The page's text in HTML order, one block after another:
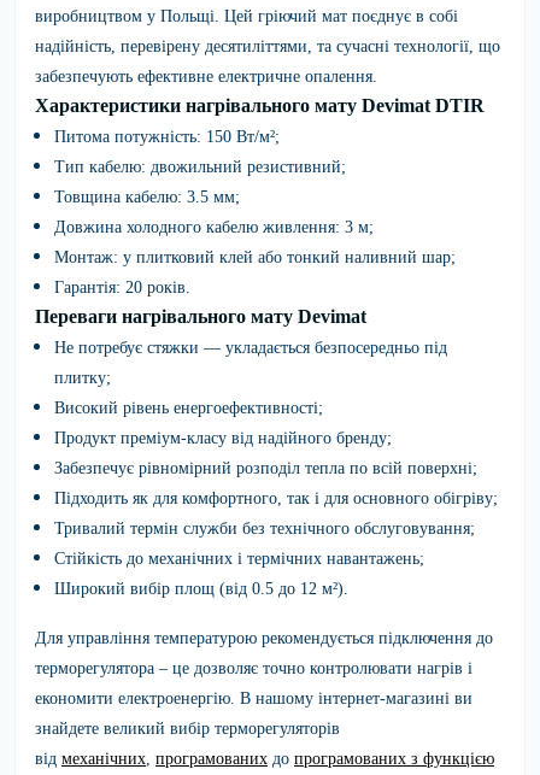
виробництвом у Польщі. Цей гріючий мат поєднує в собі
надійність, перевірену десятиліттями, та сучасні технології, що
забезпечують ефективне електричне опалення.
Характеристики нагрівального мату Devimat DTIR
Питома потужність: 150 Вт/м²;
Тип кабелю: двожильний резистивний;
Товщина кабелю: 3.5 мм;
Довжина холодного кабелю живлення: 3 м;
Монтаж: у плитковий клей або тонкий наливний шар;
Гарантія: 20 років.
Переваги нагрівального мату Devimat
Не потребує стяжки — укладається безпосередньо під
плитку;
Високий рівень енергоефективності;
Продукт преміум-класу від надійного бренду;
Забезпечує рівномірний розподіл тепла по всій поверхні;
Підходить як для комфортного, так і для основного обігріву;
Тривалий термін служби без технічного обслуговування;
Стійкість до механічних і термічних навантажень;
Широкий вибір площ (від 0.5 до 12 м²).
Для управління температурою рекомендується підключення до
терморегулятора – це дозволяє точно контролювати нагрів і
економити електроенергію. В нашому інтернет-магазині ви
знайдете великий вибір терморегуляторів
від механічних програмованих до програмованих з функцією